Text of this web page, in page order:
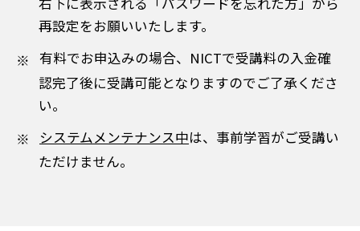
再設定をお願いいたします。
有料でお申込みの場合、NICTで受講料の入金確
認完了後に受講可能となりますのでご了承くださ
い。
システムメンテナンス中は、事前学習がご受講い
ただけません。